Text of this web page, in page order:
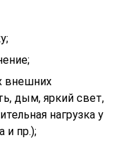
внешних
дым, яркий свет,
нагрузка у
и пр.);